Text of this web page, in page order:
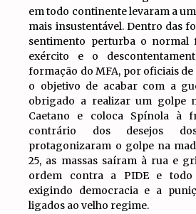
em todo continente levaram a
mais insustentável. Dentro das
sentimento perturba o normal
exército e o
formação do MFA, por oficiais de
o objetivo de acabar com a
obrigado a realizar um golpe
Caetano e coloca Spínola à
contrário dos desejos
protagonizaram o golpe na
25, as massas saíram à rua e
ordem contra a PIDE e todo
exigindo democracia e a
ligados ao velho regime.